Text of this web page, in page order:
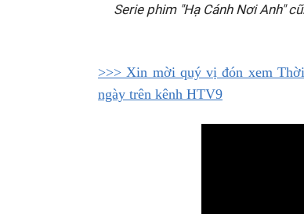
Serie phim "Hạ Cánh Nơi Anh"
>>> Xin mời quý vị đón xem
ngày trên kênh HTV9